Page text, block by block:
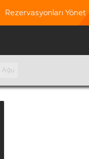
Rezervasyonları Yönet
Ağu